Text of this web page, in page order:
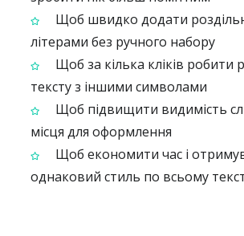
Щоб швидко додати
літерами без ручного набору
Щоб за кілька кліків робити
тексту з іншими символами
Щоб підвищити видимість
місця для оформлення
Щоб економити час і
однаковий стиль по всьому